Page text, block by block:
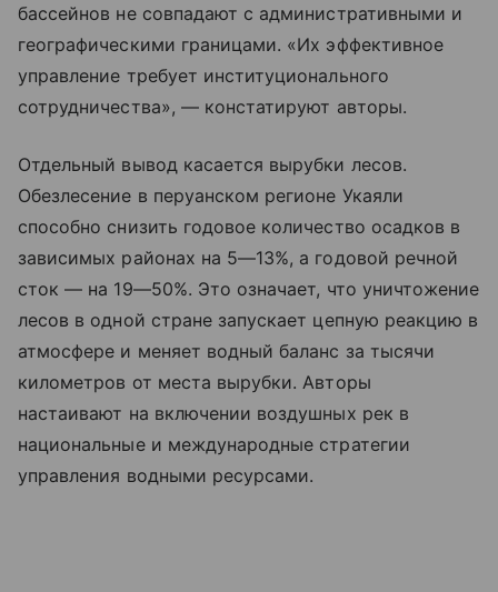
бассейнов не совпадают с административными и
географическими границами. «Их эффективное
управление требует институционального
сотрудничества», — констатируют авторы.
Отдельный вывод касается вырубки лесов.
Обезлесение в перуанском регионе Укаяли
способно снизить годовое количество осадков в
зависимых районах на 5—13%, а годовой речной
сток — на 19—50%. Это означает, что уничтожение
лесов в одной стране запускает цепную реакцию в
атмосфере и меняет водный баланс за тысячи
километров от места вырубки. Авторы
настаивают на включении воздушных рек в
национальные и международные стратегии
управления водными ресурсами.